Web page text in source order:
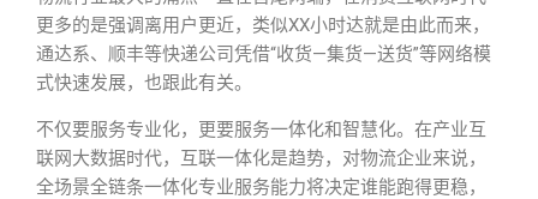
更多的是强调离用户更近，类似XX小时达就是由此而来，
通达系、顺丰等快递公司凭借“收货—集货—送货”等网络模
式快速发展，也跟此有关。
不仅要服务专业化，更要服务一体化和智慧化。在产业互
联网大数据时代，互联一体化是趋势，对物流企业来说，
全场景全链条一体化专业服务能力将决定谁能跑得更稳，